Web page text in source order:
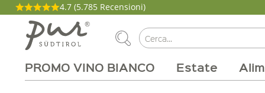
4.7 (5.785 Recensioni)
PROMO VINO BIANCO Estate